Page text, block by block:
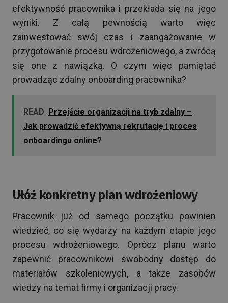
efektywność pracownika i przekłada się na jego
wyniki. Z całą pewnością warto więc
zainwestować swój czas i zaangażowanie w
przygotowanie procesu wdrożeniowego, a zwrócą
się one z nawiązką. O czym więc pamiętać
prowadząc zdalny onboarding pracownika?
READ Przejście organizacji na tryb zdalny –
Jak prowadzić efektywną rekrutację i proces
onboardingu online?
Ułóż konkretny plan wdrożeniowy
Pracownik już od samego początku powinien
wiedzieć, co się wydarzy na każdym etapie jego
procesu wdrożeniowego. Oprócz planu warto
zapewnić pracownikowi swobodny dostęp do
materiałów szkoleniowych, a także zasobów
wiedzy na temat firmy i organizacji pracy.